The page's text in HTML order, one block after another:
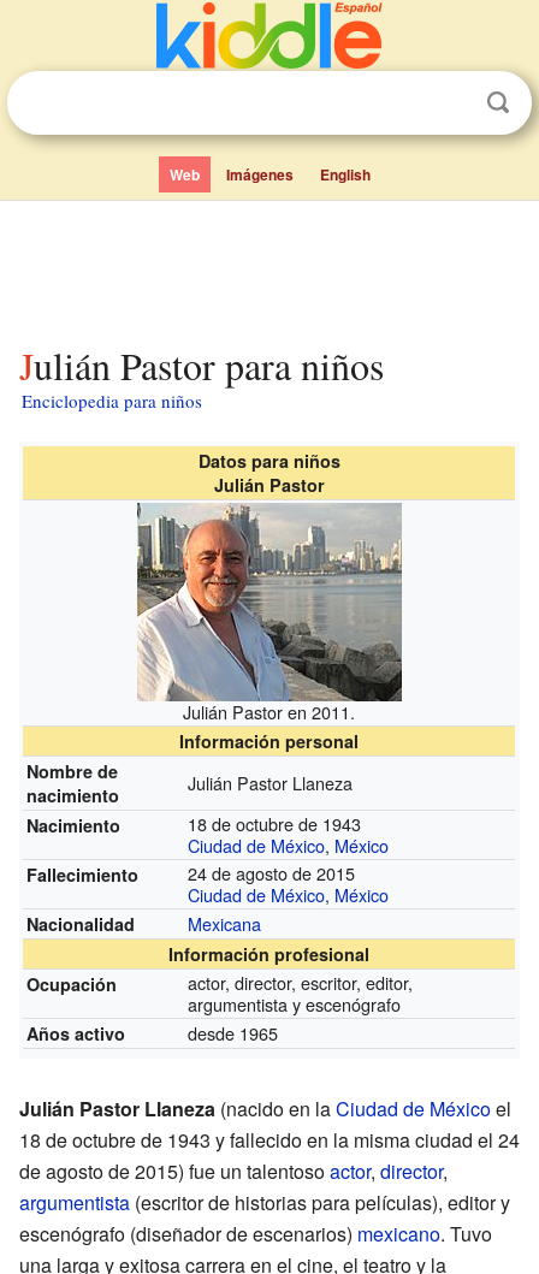
Web Imágenes English
Julián Pastor para niños
Enciclopedia para niños
Datos para niños
Julián Pastor
Julián Pastor en 2011.
Información personal
Nombre de
nacimiento
Julián Pastor Llaneza
Nacimiento
18 de octubre de 1943
Ciudad de México, México
Fallecimiento
24 de agosto de 2015
Ciudad de México, México
Nacionalidad Mexicana
Información profesional
Ocupación
actor, director, escritor, editor,
argumentista y escenógrafo
Años activo desde 1965
Julián Pastor Llaneza (nacido en laCiudad de Méxicoel
18 de octubre de 1943 y fallecido en la misma ciudad el 24
de agosto de 2015) fue un talentosoactor, director,
argumentista (escritor de historias para películas), editor y
escenógrafo (diseñador de escenarios) mexicano. Tuvo
una larga y exitosa carrera en el cine, el teatro y la